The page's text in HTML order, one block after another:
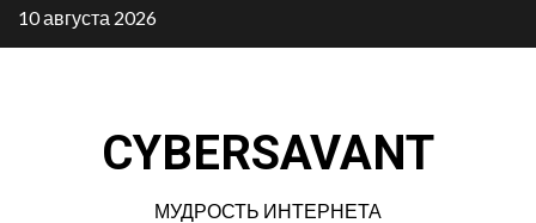
Перейти
к
10 августа 2026
CYBERSAVANT
МУДРОСТЬ ИНТЕРНЕТА